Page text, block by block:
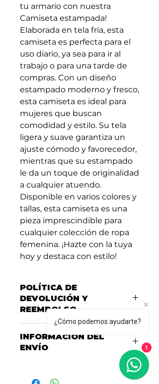
tu armario con nuestra
Camiseta estampada!
Elaborada en tela fría, esta
camiseta es perfecta para el
uso diario, ya sea para ir al
trabajo o para una tarde de
compras. Con un diseño
estampado moderno y fresco,
esta camiseta es ideal para
mujeres que buscan
comodidad y estilo. Su tela
ligera y suave garantiza un
ajuste cómodo y favorecedor,
mientras que su estampado
le da un toque de originalidad
a cualquier atuendo.
Disponible en varios colores y
tallas, esta camiseta es una
pieza imprescindible para
cualquier colección de ropa
femenina. ¡Hazte con la tuya
hoy y destaca con estilo!
POLÍTICA DE
DEVOLUCIÓN Y
REEMBOLSO
Consulta nuestra Política de
Garantías, Cambios y
Devoluciones
INFORMACIÓN DEL
ENVÍO
Consulta nuestras políticas de
entrega y envío
¿Cómo podemos ayudarte?
1